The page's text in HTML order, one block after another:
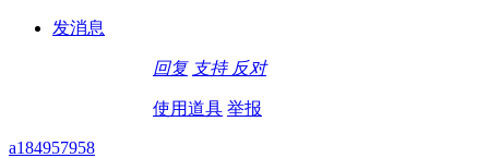
发消息
回复 支持 反对
使用道具 举报
a184957958